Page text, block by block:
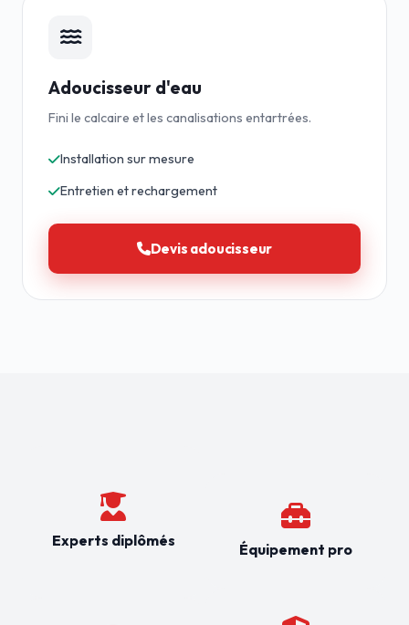
Adoucisseur d'eau
Fini le calcaire et les canalisations entartrées.
Installation sur mesure
Entretien et rechargement
Devis adoucisseur
Experts diplômés Équipement pro